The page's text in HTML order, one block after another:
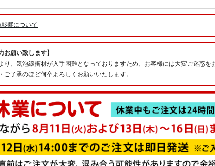
響について
お願い致します】
り、気泡緩衝材が入手困難となっておりますため、お客様には大変ご迷惑を
ご了承のほど何卒よろしくお願いいたします。